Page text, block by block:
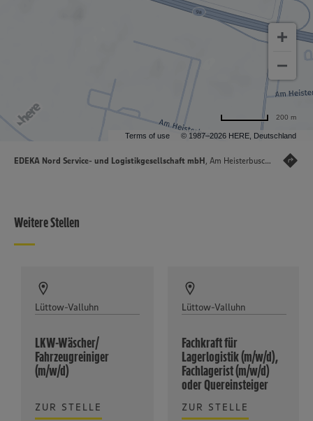
Terms of use © 1987–2026 HERE, Deutschland
200 m
EDEKA Nord Service- und Logistikgesellschaft mbH , Am Heisterbusch 22, 19246 Lüttow-Valluhn
Weitere Stellen
Lüttow-Valluhn
LKW-Wäscher/
Fahrzeugreiniger
(m/w/d)
ZUR STELLE
Lüttow-Valluhn
Fachkraft für
Lagerlogistik (m/w/d),
Fachlagerist (m/w/d)
oder Quereinsteiger
ZUR STELLE